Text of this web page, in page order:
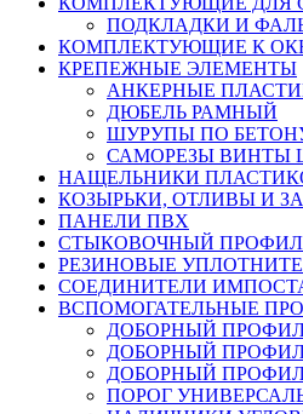
ПОДКЛАДКИ И
КОМПЛЕКТУЮЩИЕ К
КРЕПЕЖНЫЕ ЭЛЕМЕНТЫ
АНКЕРНЫЕ
ДЮБЕЛЬ РАМНЫЙ
ШУРУПЫ ПО
САМОРЕЗЫ ВИНТЫ
НАЩЕЛЬНИКИ
КОЗЫРЬКИ, ОТЛИВЫ И
ПАНЕЛИ ПВХ
СТЫКОВОЧНЫЙ
РЕЗИНОВЫЕ
СОЕДИНИТЕЛИ
ВСПОМОГАТЕЛЬНЫЕ
ДОБОРНЫЙ
ДОБОРНЫЙ
ДОБОРНЫЙ
ПОРОГ